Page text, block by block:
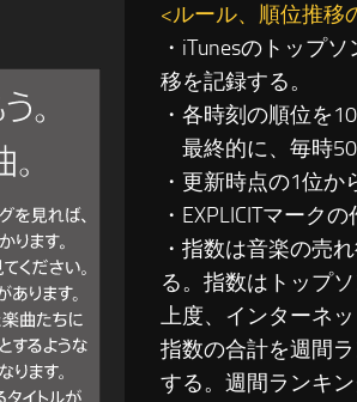
<ルール、順位推移
・iTunesのトップ
移を記録する。
・各時刻の順位を
最終的に、毎時50
・更新時点の1位か
・EXPLICITマーク
・指数は音楽の売
る。指数はトップ
上度、インターネ
指数の合計を週間
する。週間ランキ